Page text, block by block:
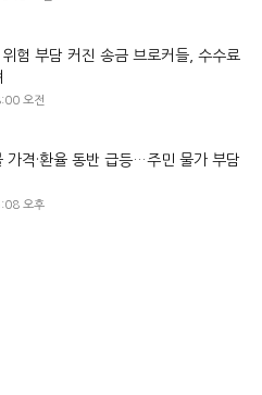
험 부담 커진 송금 브로커들, 수수료
오전
가격·환율 동반 급등…주민 물가 부담
오후